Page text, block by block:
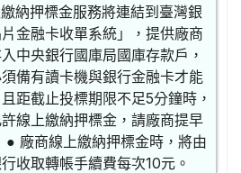
納押標金服務將連結到臺灣銀
金融卡收單系統」，提供廠商
中央銀行國庫局國庫存款戶，
備有讀卡機與銀行金融卡才能
距截止投標期限不足5分鐘時，
線上繳納押標金，請廠商提早
● 廠商線上繳納押標金時，將由
收取轉帳手續費每次10元。